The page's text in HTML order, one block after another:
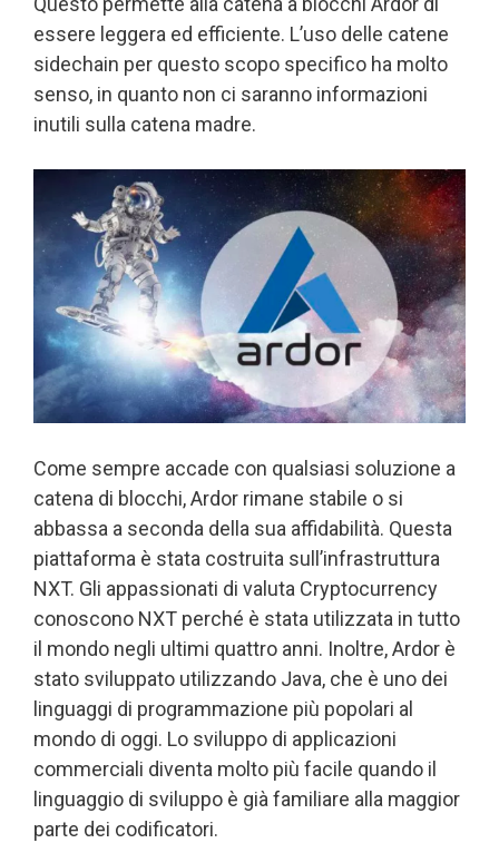
essere leggera ed efficiente. L’uso delle catene
sidechain per questo scopo specifico ha molto
senso, in quanto non ci saranno informazioni
inutili sulla catena madre.
Come sempre accade con qualsiasi soluzione a
catena di blocchi, Ardor rimane stabile o si
abbassa a seconda della sua affidabilità. Questa
piattaforma è stata costruita sull’infrastruttura
NXT. Gli appassionati di valuta Cryptocurrency
conoscono NXT perché è stata utilizzata in tutto
il mondo negli ultimi quattro anni. Inoltre, Ardor è
stato sviluppato utilizzando Java, che è uno dei
linguaggi di programmazione più popolari al
mondo di oggi. Lo sviluppo di applicazioni
commerciali diventa molto più facile quando il
linguaggio di sviluppo è già familiare alla maggior
parte dei codificatori.